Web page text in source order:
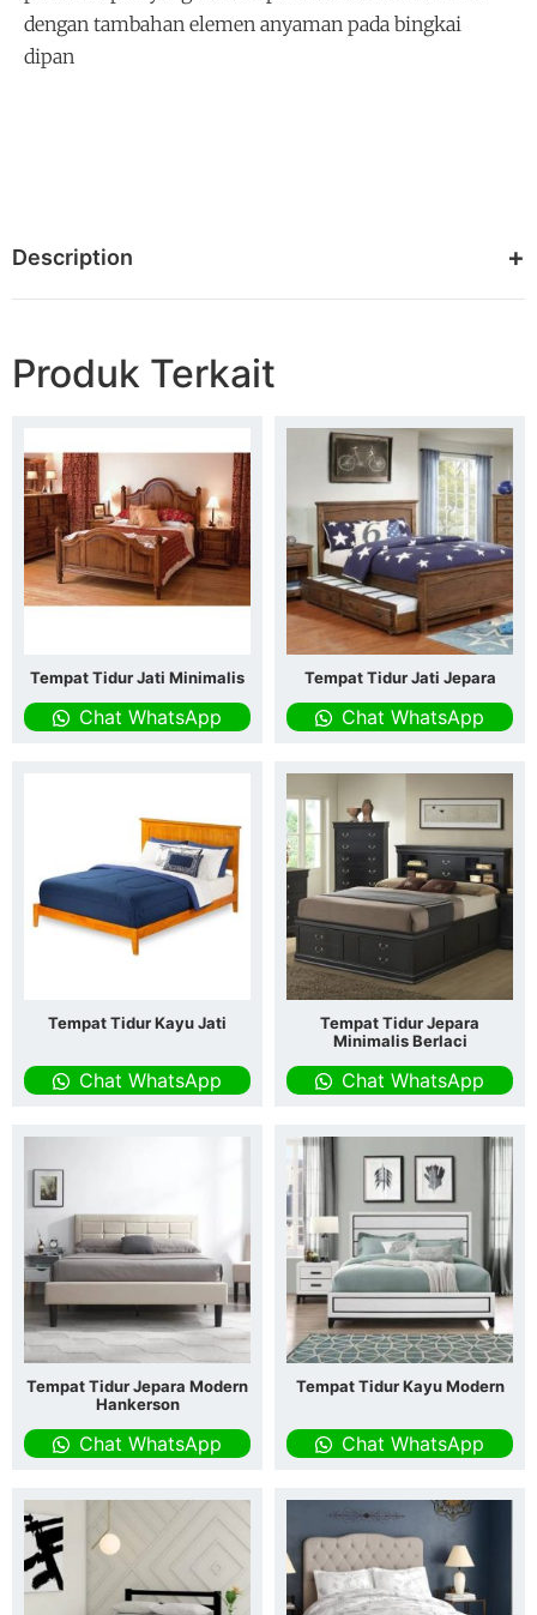
dengan tambahan elemen anyaman pada bingkai
dipan
Description
Produk Terkait
Tempat Tidur Jati Minimalis
Chat WhatsApp
Tempat Tidur Jati Jepara
Chat WhatsApp
Tempat Tidur Kayu Jati
Chat WhatsApp
Tempat Tidur Jepara
Minimalis Berlaci
Chat WhatsApp
Tempat Tidur Jepara Modern
Hankerson
Chat WhatsApp
Tempat Tidur Kayu Modern
Chat WhatsApp